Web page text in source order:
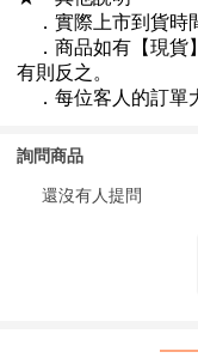
詢問商品
還沒有人提問